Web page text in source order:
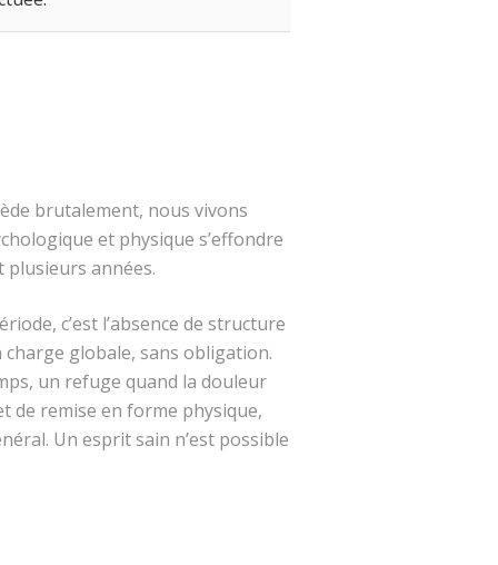
brutalement, nous vivons
et physique s’effondre
années.
c’est l’absence de structure
globale, sans obligation.
un refuge quand la douleur
de remise en forme physique,
Un esprit sain n’est possible